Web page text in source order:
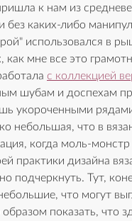
к нам из
без каких-либо
использовался в
мне все это
с коллекцией
шубам и доспехам
укороченными
небольшая, что в
когда моль-
практики дизайна
подчеркнуть. Тут,
что могут
показать, что